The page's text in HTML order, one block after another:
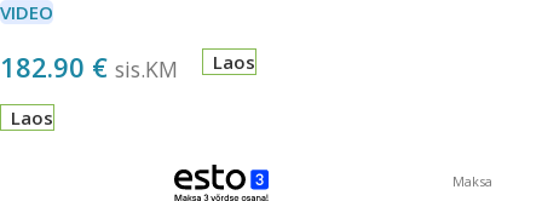
VIDEO
182.90 € sis.KM Laos
Laos
Maksa